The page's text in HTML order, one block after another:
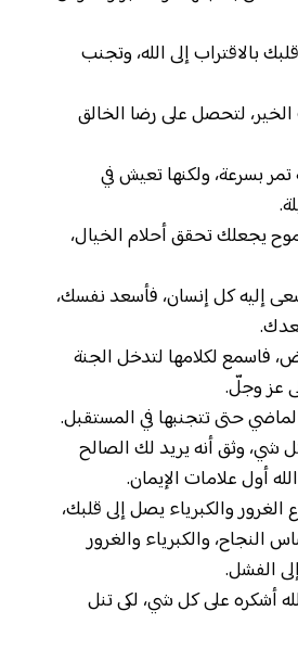
بالاقتراب إلى الله، وتجنب
لتحصل على رضا الخالق
بسرعة، ولكنها تعيش في
يجعلك تحقق أحلام الخيال،
إليه كل إنسان، فأسعد نفسك،
فاسمع لكلامها لتدخل الجنة
عز وجلّ.
حتى تتجنبها في المستقبل.
شي، وثق أنه يريد لك الصالح
أول علامات الإيمان.
والكبرياء يصل إلى قلبك،
النجاح، والكبرياء والغرور
الفشل.
أشكره على كل شي، لكى تنل